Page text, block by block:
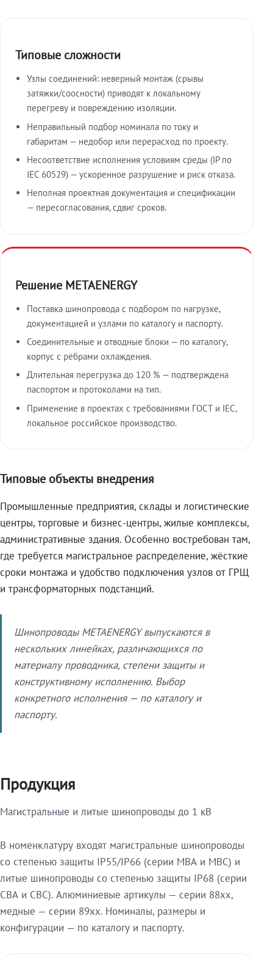
Типовые сложности
Узлы соединений: неверный монтаж (срывы
затяжки/соосности) приводят к локальному
перегреву и повреждению изоляции.
Неправильный подбор номинала по току и
габаритам — недобор или перерасход по проекту.
Несоответствие исполнения условиям среды (IP по
IEC 60529) — ускоренное разрушение и риск отказа.
Неполная проектная документация и спецификации
— пересогласования, сдвиг сроков.
Решение METAENERGY
Поставка шинопровода с подбором по нагрузке,
документацией и узлами по каталогу и паспорту.
Соединительные и отводные блоки — по каталогу,
корпус с рёбрами охлаждения.
Длительная перегрузка до 120 % — подтверждена
паспортом и протоколами на тип.
Применение в проектах с требованиями ГОСТ и IEC,
локальное российское производство.
Типовые объекты внедрения
Промышленные предприятия, склады и логистические
центры, торговые и бизнес-центры, жилые комплексы,
административные здания. Особенно востребован там,
где требуется магистральное распределение, жёсткие
сроки монтажа и удобство подключения узлов от ГРЩ
и трансформаторных подстанций.
Шинопроводы METAENERGY выпускаются в
нескольких линейках, различающихся по
материалу проводника, степени защиты и
конструктивному исполнению. Выбор
конкретного исполнения — по каталогу и
паспорту.
Продукция
Магистральные и литые шинопроводы до 1 кВ
В номенклатуру входят магистральные шинопроводы
со степенью защиты IP55/IP66 (серии МВА и МВС) и
литые шинопроводы со степенью защиты IP68 (серии
СВА и СВС). Алюминиевые артикулы — серии 88xx,
медные — серии 89xx. Номиналы, размеры и
конфигурации — по каталогу и паспорту.